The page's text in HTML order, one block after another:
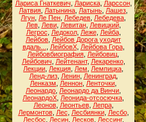
Лариса Гнаткевич
Лариска, Ларссон,
Латвия Латынина Латынь Лашез
Лгун Ле Пен Лебедев Лебедева
Лев, Леви, Левитан, Левицкий,
Легрос
Ледокол, Леже, Лейба,
Лейбов Лейбов Дорога уходит
вдаль...
ЛейбовХ, Лейбова Гора,
Лейбовбиография Лейбовиц
Лейбович
Лейтенант, Лекаренко,
Лекции Лекция Лем Лемпицка
Ленд-лиз, Ленин, Ленинград,
Ленказм
Леннон Ленточки
Леонардо Леонардо да Винчи
ЛеонардоХ Леонида-отсосючка
Леонов, Леонтьев, Лепра,
Лермонтов, Лес Лесбиянки, Лесбо,
Лесбос
Лесин, Лесков, Лессинг,